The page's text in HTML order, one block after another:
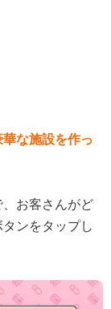
な施設を作っ
お客さんがど
ンをタップし